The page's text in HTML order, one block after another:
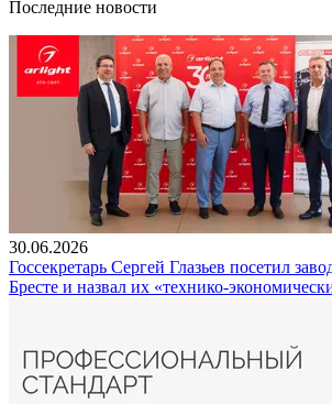
Последние новости
30.06.2026
Госсекретарь Сергей Глазьев посетил
Бресте и назвал их «технико-